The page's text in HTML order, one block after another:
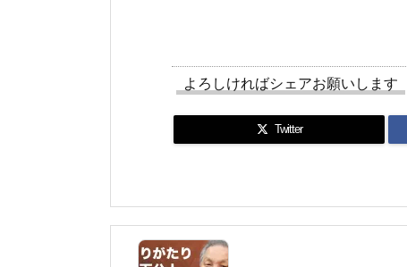
よろしければシェアお願いします
Twitter